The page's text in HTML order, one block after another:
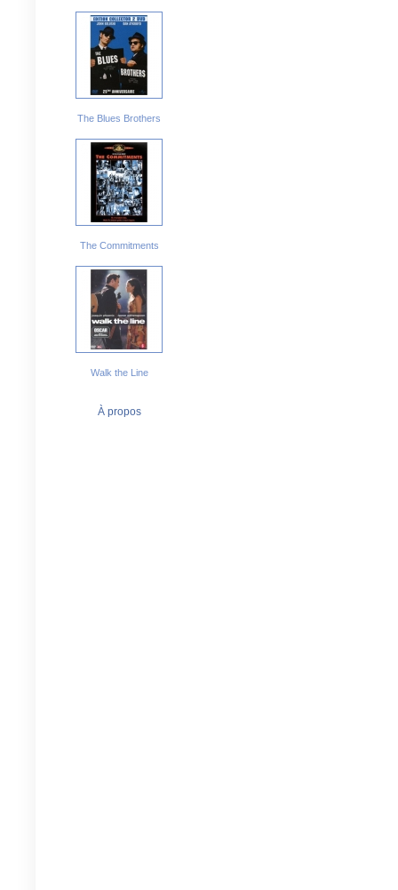
The Blues Brothers
The Commitments
Walk the Line
À propos